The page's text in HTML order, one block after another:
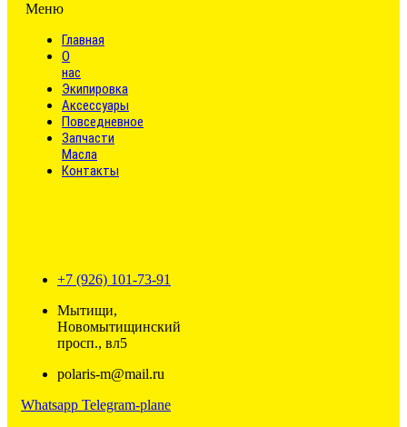
Меню
Главная
О
нас
Экипировка
Аксессуары
Повседневное
Запчасти
Масла
Контакты
+7 (926) 101-73-91
Мытищи,
Новомытищинский
просп., вл5
polaris-m@mail.ru
Whatsapp Telegram-plane